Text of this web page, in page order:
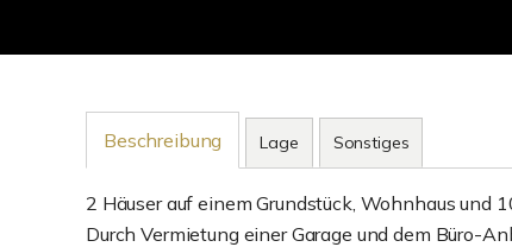
Beschreibung Lage Sonstiges
2 Häuser auf einem Grundstück, Wohnhaus und
Durch Vermietung einer Garage und dem Büro-